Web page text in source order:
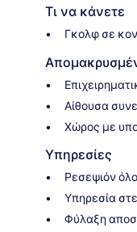
Τι να κάνετε
Γκολφ σε
Αίθουσα
Χώρος με
Υπηρεσίες
Ρεσεψιόν
Υπηρεσία
Φύλαξη